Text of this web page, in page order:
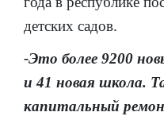
детских садов.
-Это более 9200
и 41 новая школа.
капитальный